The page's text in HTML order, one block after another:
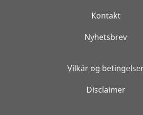
Kontakt
Nyhetsbrev
Vilkår og
Disclaimer